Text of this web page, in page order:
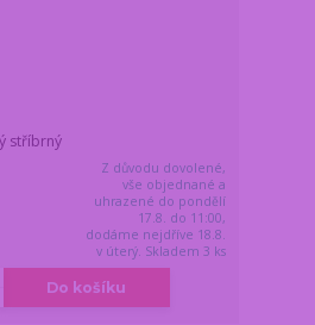
stříbrný
Z důvodu dovolené,
vše objednané a
uhrazené do pondělí
17.8. do 11:00,
dodáme nejdříve 18.8.
v úterý. Skladem 3 ks
Do košíku